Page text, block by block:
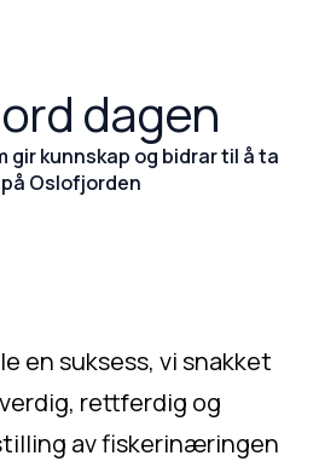
dagen
gir kunnskap og bidrar til å ta
Oslofjorden
en suksess, vi snakket
rettferdig og
av fiskerinæringen